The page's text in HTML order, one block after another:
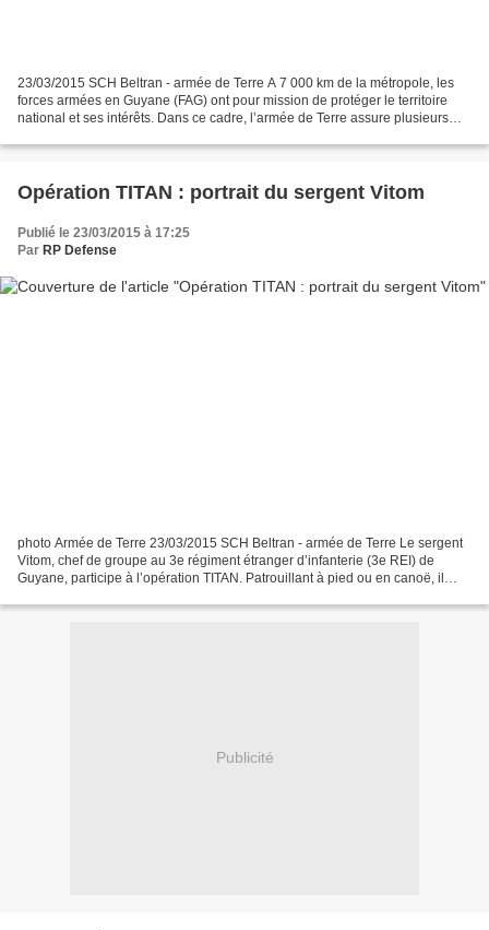
23/03/2015 SCH Beltran - armée de Terre A 7 000 km de la métropole, les
forces armées en Guyane (FAG) ont pour mission de protéger le territoire
national et ses intérêts. Dans ce cadre, l’armée de Terre assure plusieurs
Opération TITAN : portrait du sergent Vitom
Publié le 23/03/2015 à 17:25
Par RP Defense
photo Armée de Terre 23/03/2015 SCH Beltran - armée de Terre Le sergent
Vitom, chef de groupe au 3e régiment étranger d’infanterie (3e REI) de
Guyane, participe à l’opération TITAN. Patrouillant à pied ou en canoë, il
Publicité